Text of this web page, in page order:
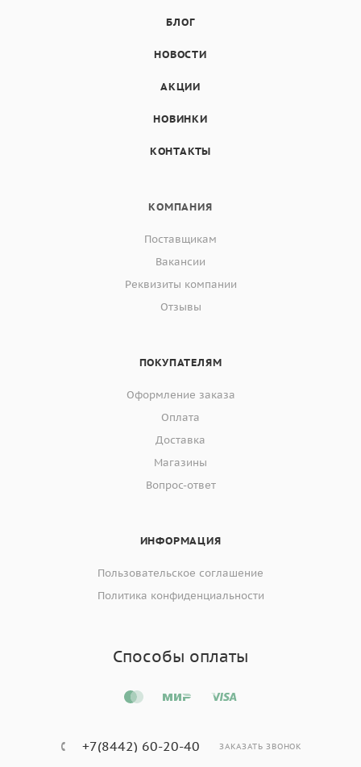
БЛОГ
НОВОСТИ
АКЦИИ
НОВИНКИ
КОНТАКТЫ
КОМПАНИЯ
Поставщикам
Вакансии
Реквизиты компании
Отзывы
ПОКУПАТЕЛЯМ
Оформление заказа
Оплата
Доставка
Магазины
Вопрос-ответ
ИНФОРМАЦИЯ
Пользовательское соглашение
Политика конфиденциальности
Способы оплаты
+7(8442) 60-20-40 ЗАКАЗАТЬ ЗВОНОК